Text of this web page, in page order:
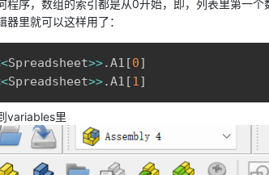
程序，数组的索引都是从0开始，即，列表里第一个
器里就可以这样用了：
Spreadsheet>>.A1 [0]
Spreadsheet>>.A1 [1]
variables里